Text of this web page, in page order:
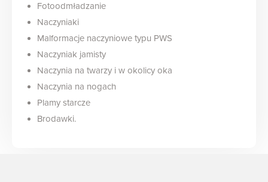
Fotoodmładzanie
Naczyniaki
Malformacje naczyniowe typu PWS
Naczyniak jamisty
Naczynia na twarzy i w okolicy oka
Naczynia na nogach
Plamy starcze
Brodawki.